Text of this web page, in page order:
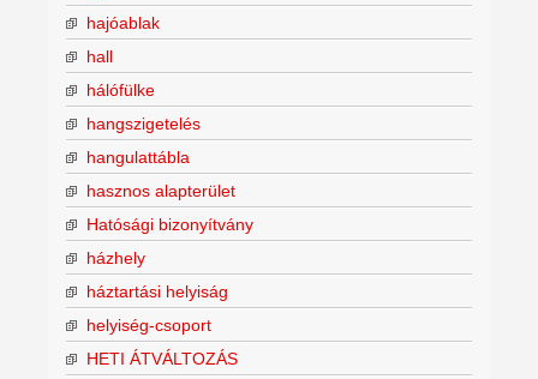
hajóablak
hall
hálófülke
hangszigetelés
hangulattábla
hasznos alapterület
Hatósági bizonyítvány
házhely
háztartási helyiság
helyiség-csoport
HETI ÁTVÁLTOZÁS